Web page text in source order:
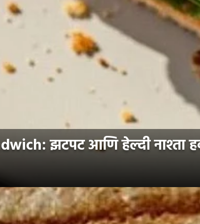
झटपट आणि हेल्दी नाश्ता